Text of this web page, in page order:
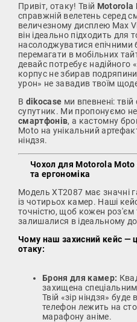
Привіт, отаку! Твій Motorola
справжній велетень серед
величезному дисплею Max
він ідеально підходить для
насолоджуватися епічними
перемагати в мобільних
девайс потребує надійного
корпус не збирав
урон» не завадив твоїм
В dikocase ми впевнені:
супутник. Ми пропонуємо
смартфонів, а кастомну
Moto на унікальний
ніндзя.
Чохол для Motorola Moto
та ергономіка
Модель XT2087 має значні
із чотирьох камер. Наші
точністю, щоб кожен роз'єм
залишалися в ідеальному
Чому наш захисний кейс —
отаку:
Броня для камер:
захищена
Твій «зір ніндзя» буде
телефон лежить на
марафону аніме.